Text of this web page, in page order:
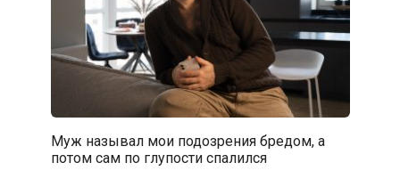
Муж называл мои подозрения бредом, а
потом сам по глупости спалился